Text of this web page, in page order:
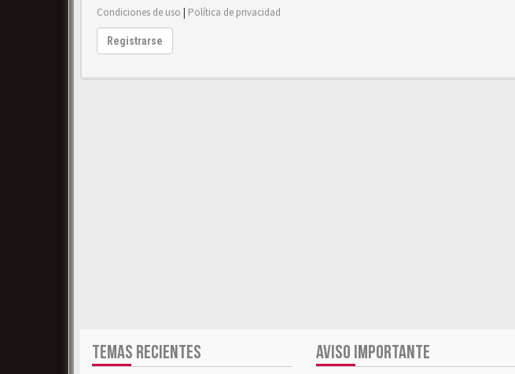
Condiciones de uso | Política de privacidad
Registrarse
TEMAS RECIENTES AVISO IMPORTANTE